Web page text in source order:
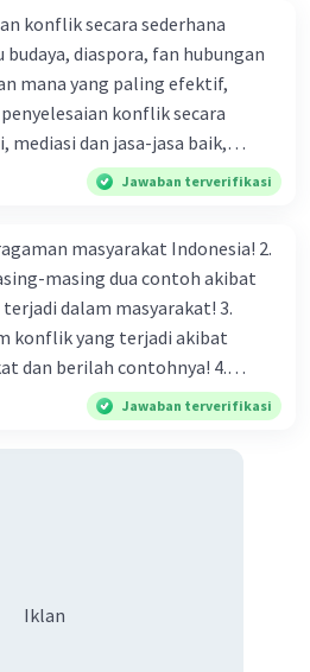
Iklan
0) Balas
konflik secara sederhana
diaspora, fan hubungan
mana yang paling efektif,
dan jasa-jasa baik,
penyelesaian di bawah
menurut kalian mana yang
Jawaban terverifikasi
masyarakat Indonesia! 2.
masing dua contoh akibat
dalam masyarakat! 3.
konflik yang terjadi akibat
dan berilah contohnya! 4.
yang memiliki keberagaman
Jawaban terverifikasi
Iklan